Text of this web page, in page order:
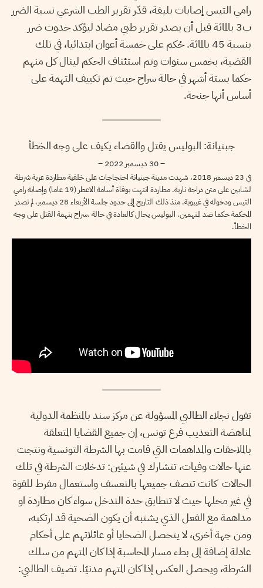
رامي التيس إصابات بليغة، قدّر تقرير الطب الشرعي نسبة الضرر
ب3 بالمائة قبل أن يصدر تقرير طبي مضاد ليؤكد حدوث ضرر
بنسبة 45 بالمائة. حُكم على خمسة أعوان ابتدائيا، في تلك
القضية، بخمس سنوات وتم استئناف الحكم لينال كل منهم
حكما بستة أشهر في حالة سراح حيث تم تكييف التهمة على
أساس أنها جنحة.
جبنيانة: البوليس يقتل والقضاء يكيف على وجه الخطأ
– 30 ديسمبر 2022 –
في 23 ديسمبر 2018، شهدت مدينة جبنيانة احتجاجات على خلفية مطاردة عربة شرطة
لشابين على متن دراجة نارية. مطاردة انتهت بوفاة أسامة الاعطر (19 عاما) وإصابة رامي
التيس ودخوله في غيبوبة. منذ ذلك التاريخ إلى حدود جلسة الأربعاء 28 ديسمبر، لم تصدر
المحكمة حكما ضد المتهمين. البوليس يحال كالعادة في حالة .سراح بتهمة القتل على وجه
الخطأ.
تقول نجلاء الطالبي المسؤولة عن مركز سند بالمنظمة الدولية
لمناهضة التعذيب فرع تونس، إن جميع القضايا المتعلقة
بالملاحقات والمداهمات التي قامت بها الشرطة التونسية ونتجت
عنها حالات وفيات، تتشارك في شيئين: تدخلات الشرطة في تلك
الحالات كانت تتصف جميعها بالتعسف واستعمال مفرط للقوة
في غير محلها حيث لا تتطابق حدة التدخل سواء كان مطاردة او
مداهمة مع الفعل الذي يشتبه أن يكون الضحية قد ارتكبه،
ومن جهة أخرى، لا يتحصل الضحايا أو عائلاتهم على أحكام
عادلة إضافة إلى بطء مسار المحاسبة إذا كان المتهم من سلك
الشرطة، ويحصل العكس إذا كان المتهم مدنيّا. تضيف الطالبي: